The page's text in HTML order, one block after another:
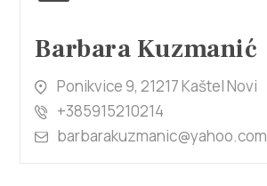
Barbara Kuzmanić
Ponikvice 9, 21217 Kaštel Novi
+385915210214
barbarakuzmanic@yahoo.com